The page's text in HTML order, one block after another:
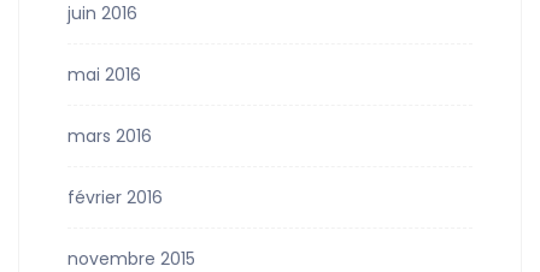
juin 2016
mai 2016
mars 2016
février 2016
novembre 2015